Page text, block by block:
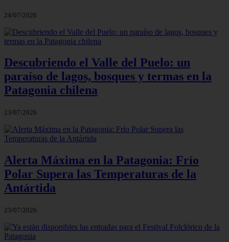
24/07/2026
Descubriendo el Valle del Puelo: un
paraíso de lagos, bosques y termas en la
Patagonia chilena
23/07/2026
Alerta Máxima en la Patagonia: Frío
Polar Supera las Temperaturas de la
Antártida
23/07/2026